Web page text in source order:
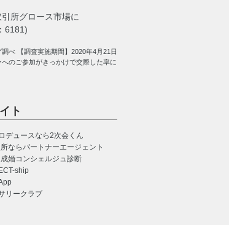
所グロース市場に
6181)
べ 【調査実施期間】2020年4月21日
のご参加がきっかけで交際した率に
ト
デュースなら2次会くん
ならパートナーエージェント
婚コンシェルジュ診断
ship
リークラブ